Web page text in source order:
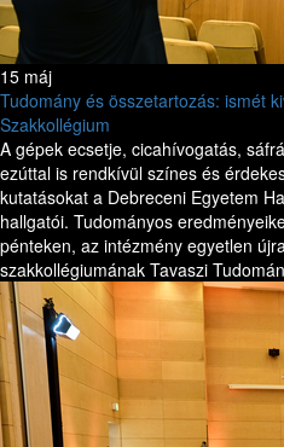
15 máj
Tudomány és összetartozás: ismét
Szakkollégium
A gépek ecsetje, cicahívogatás,
ezúttal is rendkívül színes és
kutatásokat a Debreceni Egyetem
hallgatói. Tudományos
pénteken, az intézmény egyetlen
szakkollégiumának Tavaszi